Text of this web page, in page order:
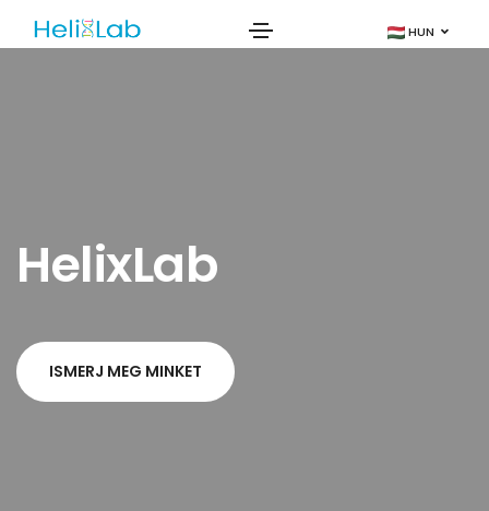
HUN
HelixLab
ISMERJ MEG MINKET